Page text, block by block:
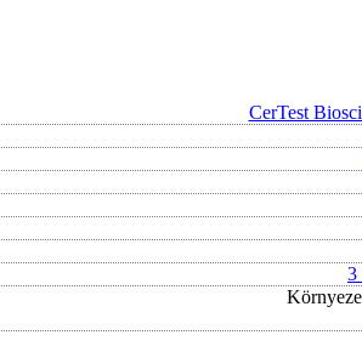
CerTest
3